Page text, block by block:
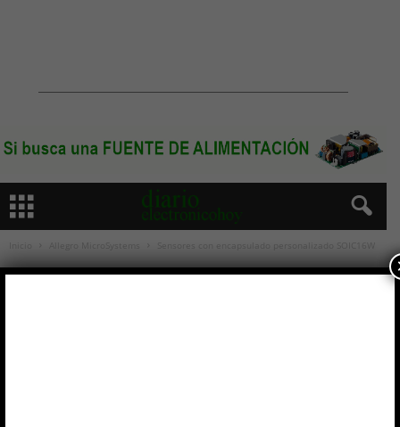
Allegro MicroSystems Sensores con encapsulado personalizado SOIC16W